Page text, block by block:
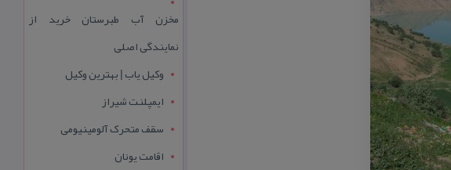
مخزن آب طبرستان خرید از
نمایندگی اصلی
وکیل یاب | بهترین وکیل
ایمپلنت شیراز
سقف متحرک آلومینیومی
اقامت یونان